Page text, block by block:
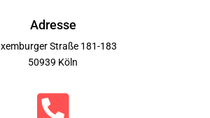
Adresse
Straße 181-183
50939 Köln
